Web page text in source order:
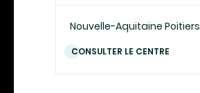
Nouvelle-Aquitaine Poitiers
CONSULTER LE CENTRE